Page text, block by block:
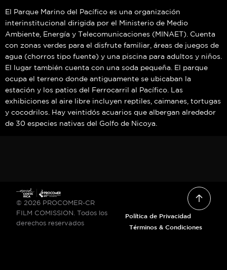
El Parque Marino del Pacífico es una organización
interinstitucional dirigida por el Ministerio de Medio
Ambiente, Energía y Telecomunicaciones (MINAET). Cuenta
con zonas verdes para el disfrute familiar, áreas de juegos de
agua (chorros tipo fuente) y una piscina para adultos y niños.
El lugar también cuenta con una soda pequeña. El parque
ocupa el terreno donde antiguamente se ubicaban la
estación y los patios del Ferrocarril al Pacífico. Las
exhibiciones al aire libre incluyen reptiles, caimanes, tortugas
y cocodrilos. Hay veintidós acuarios que albergan alrededor
de 30 especies nativas del Golfo de Nicoya.
© 2026 PROCOMER-CR
FILM COMISSION. Todos los
derechos reservados
Política de Privacidad
Términos & Condiciones